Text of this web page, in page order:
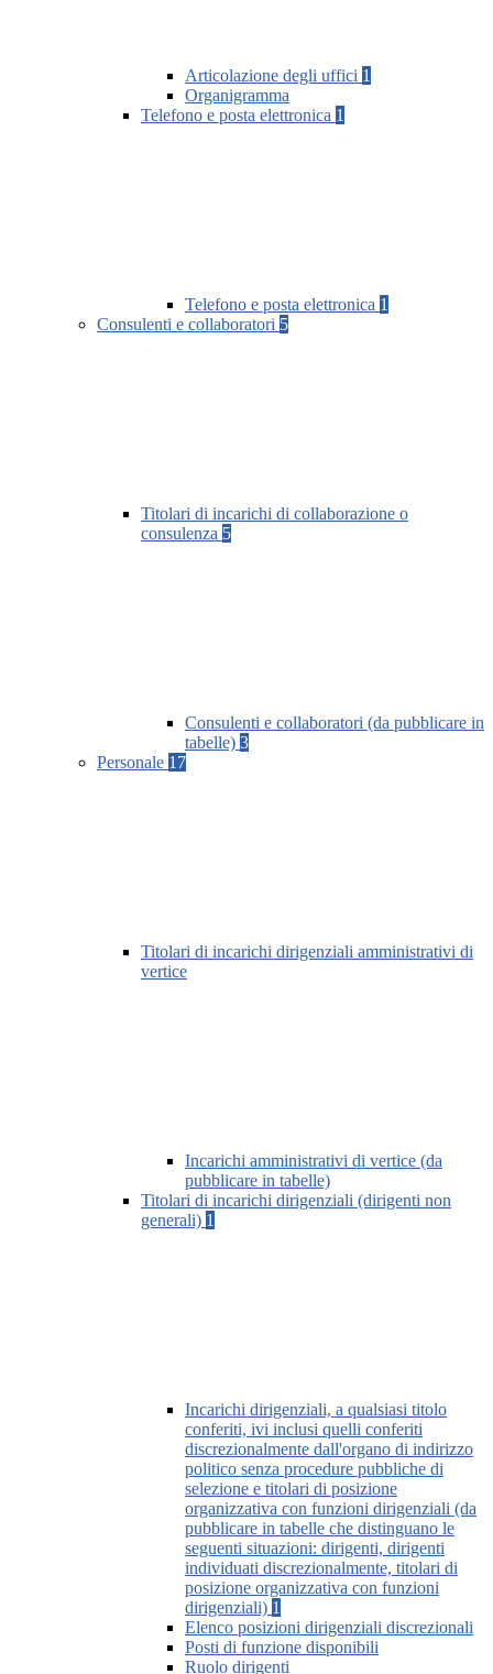
Articolazione degli uffici 1
Organigramma
Telefono e posta elettronica 1
Telefono e posta elettronica 1
Consulenti e collaboratori 5
Titolari di incarichi di collaborazione o
consulenza 5
Consulenti e collaboratori (da pubblicare in
tabelle) 3
Personale 17
Titolari di incarichi dirigenziali amministrativi di
vertice
Incarichi amministrativi di vertice (da
pubblicare in tabelle)
Titolari di incarichi dirigenziali (dirigenti non
generali) 1
Incarichi dirigenziali, a qualsiasi titolo
conferiti, ivi inclusi quelli conferiti
discrezionalmente dall'organo di indirizzo
politico senza procedure pubbliche di
selezione e titolari di posizione
organizzativa con funzioni dirigenziali (da
pubblicare in tabelle che distinguano le
seguenti situazioni: dirigenti, dirigenti
individuati discrezionalmente, titolari di
posizione organizzativa con funzioni
dirigenziali) 1
Elenco posizioni dirigenziali discrezionali
Posti di funzione disponibili
Ruolo dirigenti